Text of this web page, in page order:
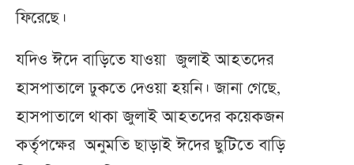
ফিরেছে।
যদিও ঈদে বাড়িতে যাওয়া জুলাই আহতদের
হাসপাতালে ঢুকতে দেওয়া হয়নি। জানা গেছে,
হাসপাতালে থাকা জুলাই আহতদের কয়েকজন
কর্তৃপক্ষের অনুমতি ছাড়াই ঈদের ছুটিতে বাড়ি